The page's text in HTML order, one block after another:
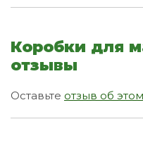
Коробки для
отзывы
Оставьте отзыв об